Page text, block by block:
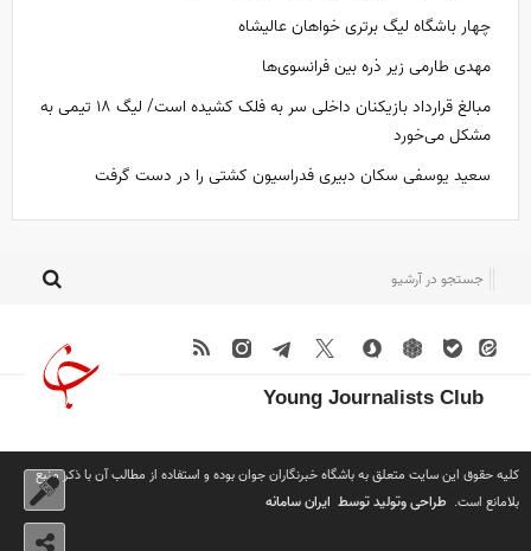
چهار باشگاه لیگ برتری خواهان عالیشاه
مهدی طارمی زیر ذره بین فرانسوی‌ها
مبالغ قرارداد بازیکنان داخلی سر به فلک کشیده است/ لیگ ۱۸ تیمی به
مشکل می‌خورد
سعید یوسفی سکان دبیری فدراسیون کشتی را در دست گرفت
Young Journalists Club
کلیه حقوق این سایت متعلق به باشگاه خبرنگاران جوان بوده و استفاده از مطالب آن با ذکر منبع
بلامانع است. طراحی وتولید توسط ایران سامانه